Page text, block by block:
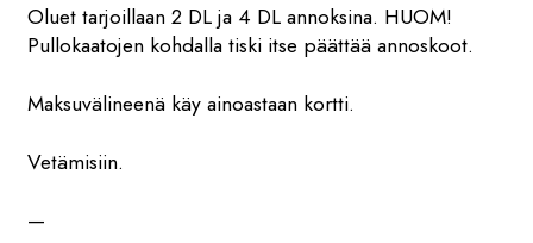
Oluet tarjoillaan 2 DL ja 4 DL annoksina. HUOM!
Pullokaatojen kohdalla tiski itse päättää annoskoot.
Maksuvälineenä käy ainoastaan kortti.
Vetämisiin.
—